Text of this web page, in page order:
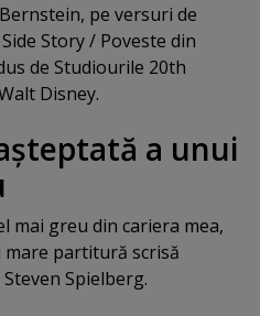
pe versuri de
Story / Poveste din
de Studiourile 20th
Disney.
a unui
mai greu din cariera mea,
mare partitură scrisă
Spielberg.